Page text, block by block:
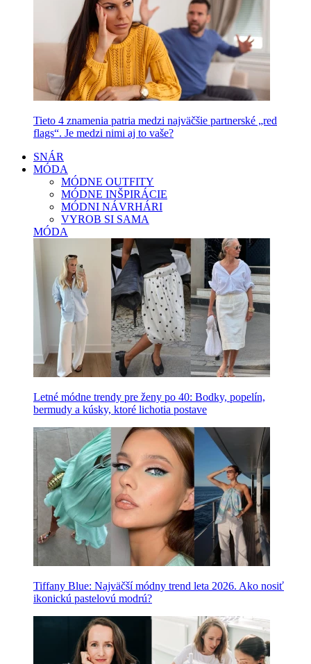
Tieto 4 znamenia patria medzi najväčšie partnerské „red
flags“. Je medzi nimi aj to vaše?
SNÁR
MÓDA
MÓDNE OUTFITY
MÓDNE INŠPIRÁCIE
MÓDNI NÁVRHÁRI
VYROB SI SAMA
MÓDA
Letné módne trendy pre ženy po 40: Bodky, popelín,
bermudy a kúsky, ktoré lichotia postave
Tiffany Blue: Najväčší módny trend leta 2026. Ako nosiť
ikonickú pastelovú modrú?